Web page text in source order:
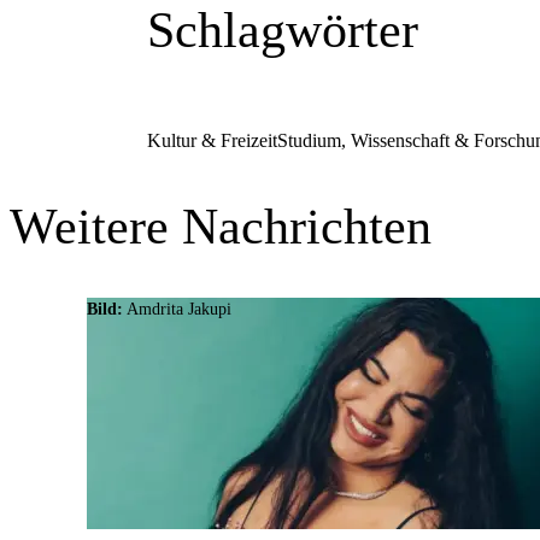
Schlagwörter
Kultur & FreizeitStudium, Wissenschaft &
Weitere Nachrichten
Bild: Amdrita Jakupi